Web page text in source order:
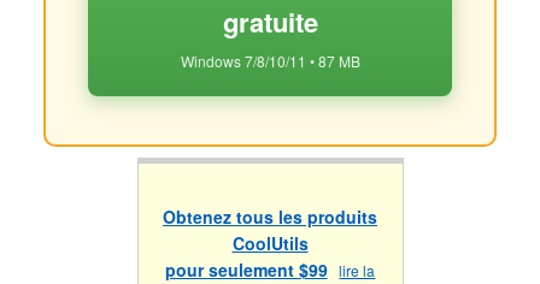
gratuite
Windows 7/8/10/11 • 87 MB
Obtenez tous les produits
CoolUtils
pour seulement $99 lire la